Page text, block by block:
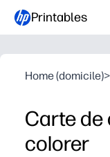
Printables
Home (domicile)>
Carte de
colorer